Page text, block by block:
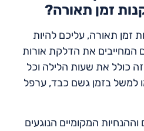
זמן תאורה?
זמן תאורה, עליכם להיות
המחייבים את הדלקת אורות
כולל את שעות הלילה וכל
למשל בזמן גשם כבד, ערפל
המקומיים הנוגעים